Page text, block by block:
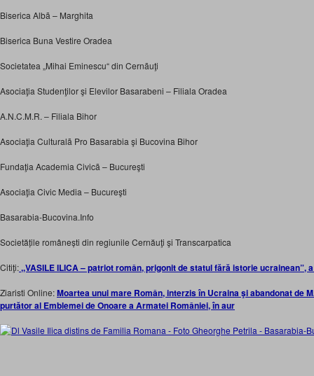
Biserica Albã – Marghita
Biserica Buna Vestire Oradea
Societatea „Mihai Eminescu“ din Cernãuţi
Asociaţia Studenţilor şi Elevilor Basarabeni – Filiala Oradea
A.N.C.M.R. – Filiala Bihor
Asociaţia Culturalã Pro Basarabia şi Bucovina Bihor
Fundaţia Academia Civicã – Bucureşti
Asociaţia Civic Media – Bucureşti
Basarabia-Bucovina.Info
Societățile românești din regiunile Cernăuţi şi Transcarpatica
Citiţi:,,VASILE ILICA – patriot român, prigonit de statul fără istorie ucrainean”,
Ziaristi Online:Moartea unui mare Român, interzis în Ucraina şi abandonat de
purtător al Emblemei de Onoare a Armatei României, în aur